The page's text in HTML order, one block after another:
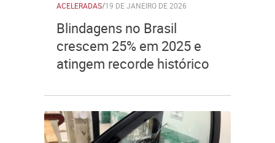
ACELERADAS/19 DE JANEIRO DE 2026
Blindagens no Brasil
crescem 25% em 2025 e
atingem recorde histórico